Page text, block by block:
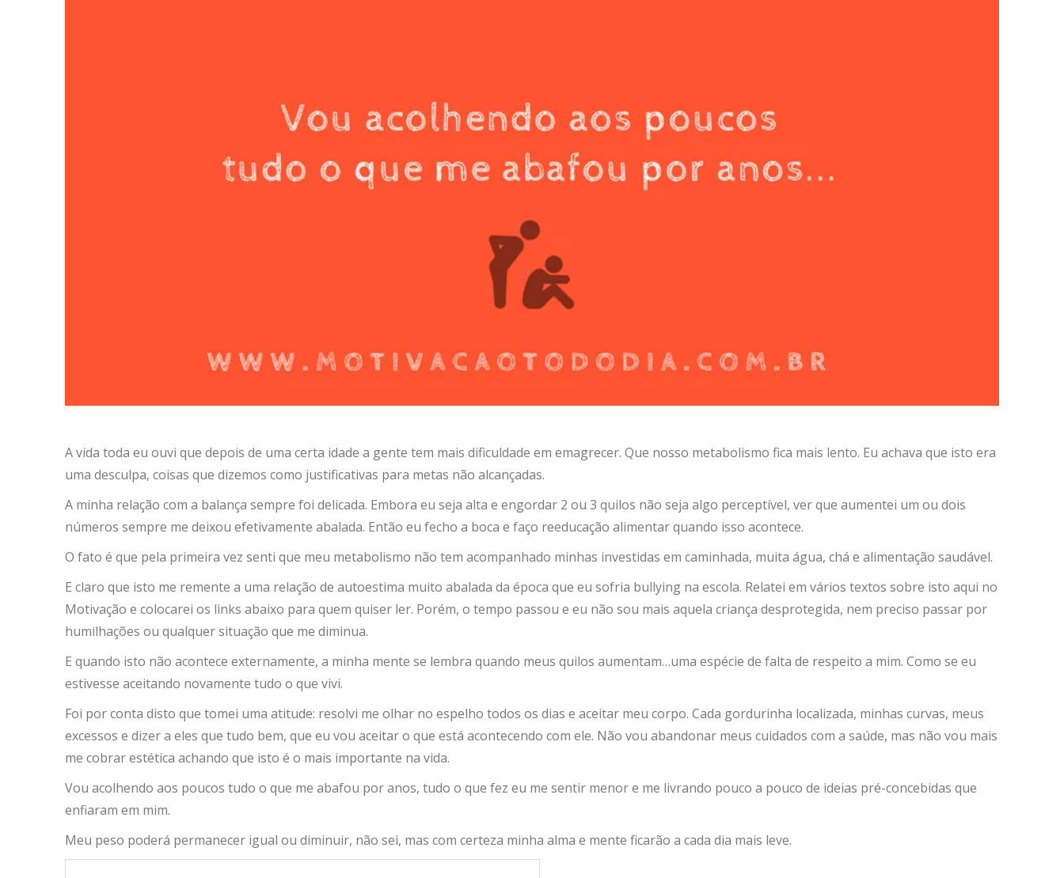
A vida toda eu ouvi que depois de uma certa idade a gente tem mais dificuldade em emagrecer. Que nosso metabolismo fica mais lento. Eu achava que isto era
uma desculpa, coisas que dizemos como justificativas para metas não alcançadas.
A minha relação com a balança sempre foi delicada. Embora eu seja alta e engordar 2 ou 3 quilos não seja algo perceptível, ver que aumentei um ou dois
números sempre me deixou efetivamente abalada. Então eu fecho a boca e faço reeducação alimentar quando isso acontece.
O fato é que pela primeira vez senti que meu metabolismo não tem acompanhado minhas investidas em caminhada, muita água, chá e alimentação saudável.
E claro que isto me remente a uma relação de autoestima muito abalada da época que eu sofria bullying na escola. Relatei em vários textos sobre isto aqui no
Motivação e colocarei os links abaixo para quem quiser ler. Porém, o tempo passou e eu não sou mais aquela criança desprotegida, nem preciso passar por
humilhações ou qualquer situação que me diminua.
E quando isto não acontece externamente, a minha mente se lembra quando meus quilos aumentam…uma espécie de falta de respeito a mim. Como se eu
estivesse aceitando novamente tudo o que vivi.
Foi por conta disto que tomei uma atitude: resolvi me olhar no espelho todos os dias e aceitar meu corpo. Cada gordurinha localizada, minhas curvas, meus
excessos e dizer a eles que tudo bem, que eu vou aceitar o que está acontecendo com ele. Não vou abandonar meus cuidados com a saúde, mas não vou mais
me cobrar estética achando que isto é o mais importante na vida.
Vou acolhendo aos poucos tudo o que me abafou por anos, tudo o que fez eu me sentir menor e me livrando pouco a pouco de ideias pré-concebidas que
enfiaram em mim.
Meu peso poderá permanecer igual ou diminuir, não sei, mas com certeza minha alma e mente ficarão a cada dia mais leve.